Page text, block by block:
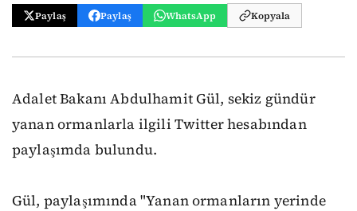
Paylaş Paylaş WhatsApp Kopyala
Adalet Bakanı Abdulhamit Gül, sekiz gündür
yanan ormanlarla ilgili Twitter hesabından
paylaşımda bulundu.
Gül, paylaşımında "Yanan ormanların yerinde